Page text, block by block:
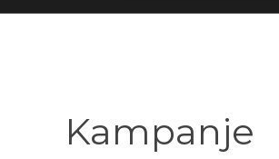
Kampanje